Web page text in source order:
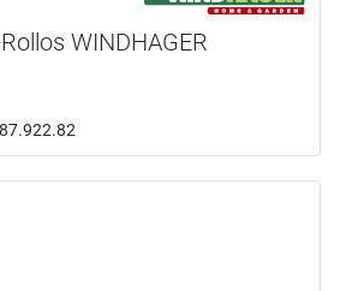
WINDHAGER